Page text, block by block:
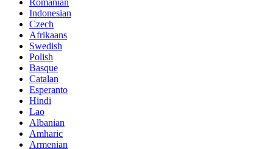
Romanian
Indonesian
Czech
Afrikaans
Swedish
Polish
Basque
Catalan
Esperanto
Hindi
Lao
Albanian
Amharic
Armenian